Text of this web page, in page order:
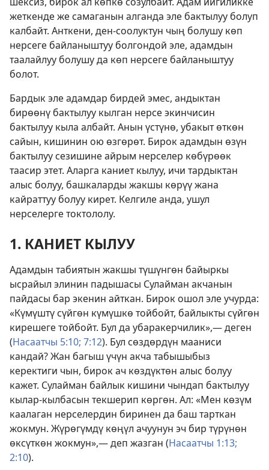
жеткенде же самаганын алганда эле бактылуу болуп
калбайт. Анткени, ден-соолуктун чың болушу көп
нерсеге байланыштуу болгондой эле, адамдын
таалайлуу болушу да көп нерсеге байланыштуу
болот.
Бардык эле адамдар бирдей эмес, андыктан
бирөөнү бактылуу кылган нерсе экинчисин
бактылуу кыла албайт. Анын үстүнө, убакыт өткөн
сайын, кишинин ою өзгөрөт. Бирок адамдын өзүн
бактылуу сезишине айрым нерселер көбүрөөк
таасир этет. Аларга каниет кылуу, ичи тардыктан
алыс болуу, башкаларды жакшы көрүү жана
кайраттуу болуу кирет. Келгиле анда, ушул
нерселерге токтололу.
1. КАНИЕТ КЫЛУУ
Адамдын табиятын жакшы түшүнгөн байыркы
ысрайыл элинин падышасы Сулайман акчанын
пайдасы бар экенин айткан. Бирок ошол эле учурда:
«Күмүштү сүйгөн күмүшкө тойбойт, байлыкты сүйгөн
кирешеге тойбойт. Бул да убаракерчилик»,— деген
(Насаатчы 5:10; 7:12). Бул сөздөрдүн мааниси
кандай? Жан багыш үчүн акча табышыбыз
керектиги чын, бирок ач көздүктөн алыс болуу
кажет. Сулайман байлык кишини чындап бактылуу
кылар-кылбасын текшерип көргөн. Ал: «Мен көзүм
каалаган нерселердин биринен да баш тарткан
жокмун. Жүрөгүмдү көңүл ачуунун эч бир түрүнөн
өксүткөн жокмун»,— деп жазган (Насаатчы 1:13;
2:10).